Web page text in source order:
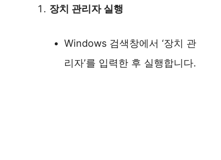
장치 관리자 실행
Windows 검색창에서 ‘장치 관
리자’를 입력한 후 실행합니다.